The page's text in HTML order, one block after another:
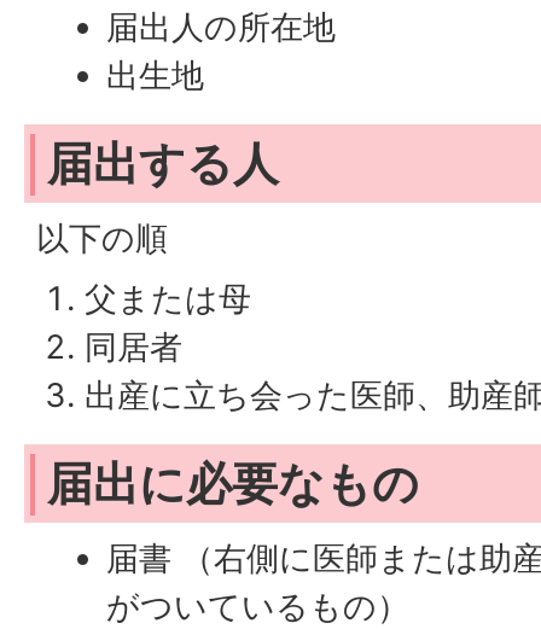
届出人の所在地
出生地
届出する人
以下の順
父または母
同居者
出産に立ち会った医師、助産
届出に必要なもの
届書 （右側に医師または助
がついているもの）